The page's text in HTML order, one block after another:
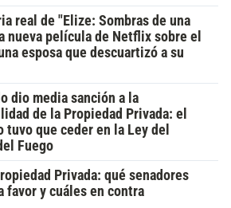
real de "Elize: Sombras de una
nueva película de Netflix sobre el
esposa que descuartizó a su
dio media sanción a la
de la Propiedad Privada: el
tuvo que ceder en la Ley del
Fuego
Privada: qué senadores
favor y cuáles en contra